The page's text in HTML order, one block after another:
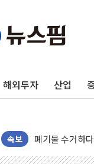
해외투자 산업
속보
美, 이란전 출
강릉·동해·삼
서울 중랑구 주
李대통령 "결혼